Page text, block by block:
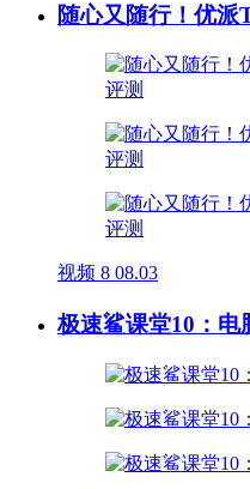
随心又随行！优派
视频 8 08.03
极速鲨课堂10：电